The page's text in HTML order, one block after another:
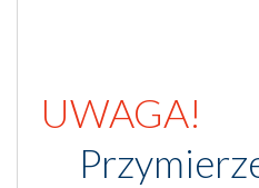
UWAGA!